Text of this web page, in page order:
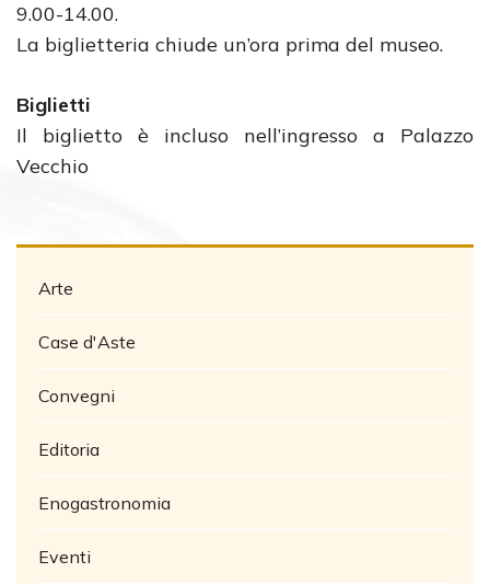
9.00-14.00.
La biglietteria chiude un’ora prima del museo.
Biglietti
Il biglietto è incluso nell’ingresso a Palazzo
Vecchio
Arte
Case d'Aste
Convegni
Editoria
Enogastronomia
Eventi